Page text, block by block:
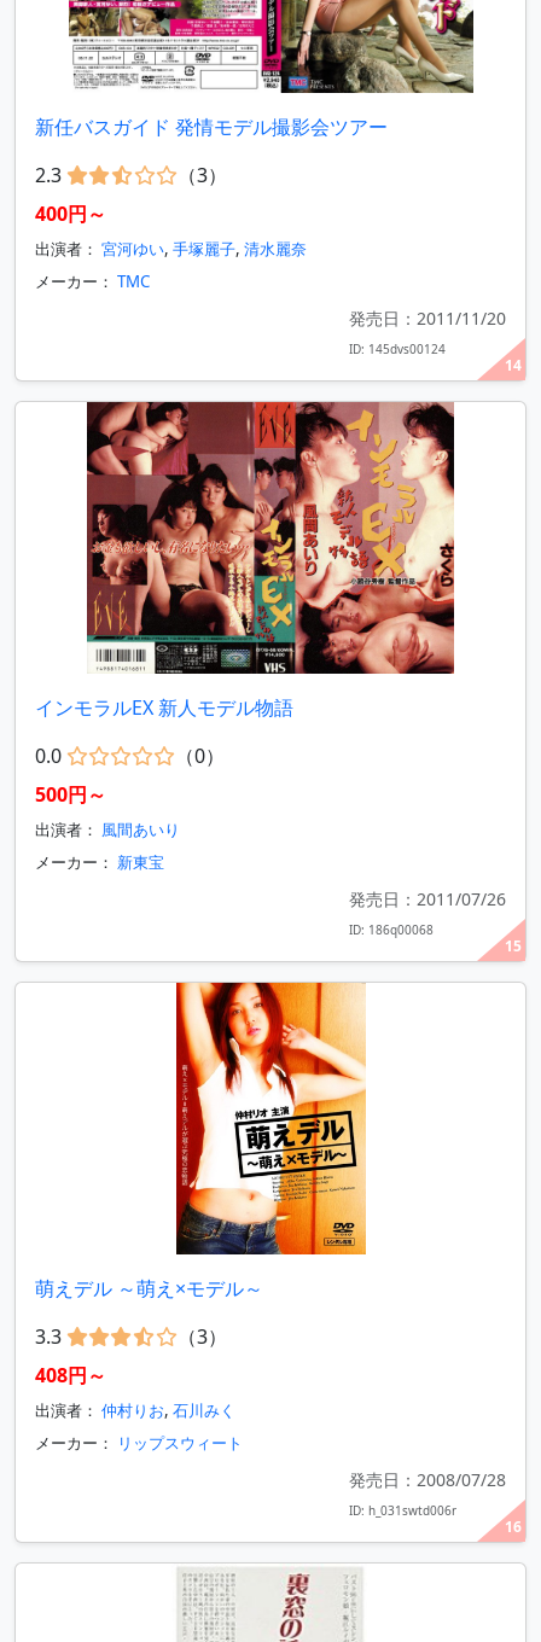
14
新任バスガイド 発情モデル撮影会ツアー
2.3
（3）
400円～
出演者： 宮河ゆい, 手塚麗子, 清水麗奈
メーカー： TMC
発売日：2011/11/20
ID: 145dvs00124
15
インモラルEX 新人モデル物語
0.0
（0）
500円～
出演者： 風間あいり
メーカー： 新東宝
発売日：2011/07/26
ID: 186q00068
16
萌えデル ～萌え×モデル～
3.3
（3）
408円～
出演者： 仲村りお, 石川みく
メーカー：
リップスウィート
発売日：2008/07/28
ID: h_031swtd006r